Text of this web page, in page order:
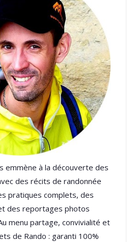
emmène à la découverte des
des récits de randonnée
pratiques complets, des
des reportages photos
menu partage, convivialité et
de Rando : garanti 100%